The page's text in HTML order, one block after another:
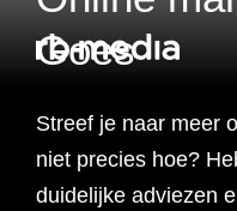
Website ontwikkeling
Goes
Streef je naar meer
niet precies hoe?
duidelijke adviezen